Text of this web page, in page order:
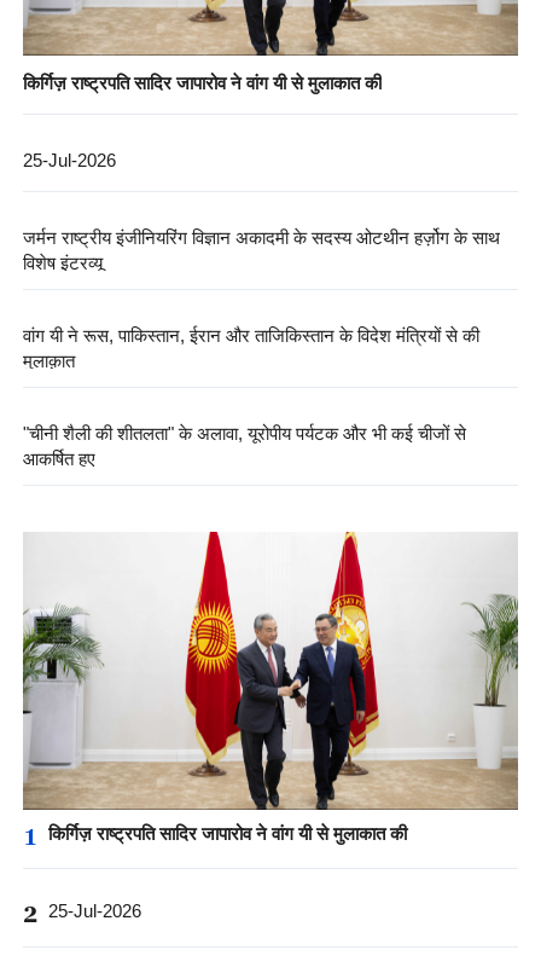
किर्गिज़ राष्ट्रपति सादिर जापारोव ने वांग यी से मुलाकात की
25-Jul-2026
जर्मन राष्ट्रीय इंजीनियरिंग विज्ञान अकादमी के सदस्य ओटथीन हर्ज़ोग के साथ
विशेष इंटरव्यू
वांग यी ने रूस, पाकिस्तान, ईरान और ताजिकिस्तान के विदेश मंत्रियों से की
मुलाक़ात
"चीनी शैली की शीतलता" के अलावा, यूरोपीय पर्यटक और भी कई चीजों से
आकर्षित हुए
1 किर्गिज़ राष्ट्रपति सादिर जापारोव ने वांग यी से मुलाकात की
2 25-Jul-2026